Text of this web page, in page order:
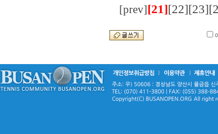
[prev][21][22][23]